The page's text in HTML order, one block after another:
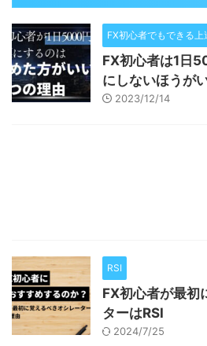
FX初心者でもできる上
FX初心者は1日
にしないほうが
2023/12/14
RSI
FX初心者が最初
ターはRSI
2024/7/25